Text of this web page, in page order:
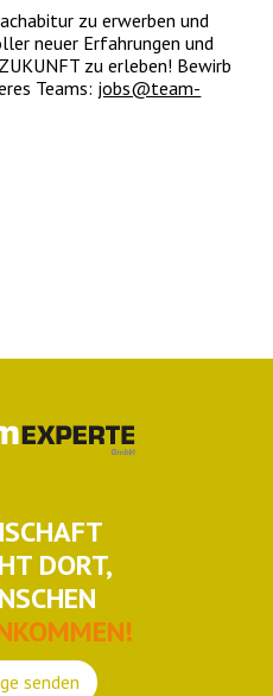
zu erwerben und
neuer Erfahrungen und
zu erleben! Bewirb
Teams: jobs@team-
DORT,
senden